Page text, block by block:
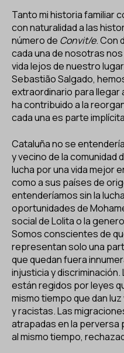
Tanto mi historia familiar
con naturalidad a las
número de Convit/e. Con
cada una de nosotras
vida lejos de nuestro
Sebastião Salgado,
extraordinario para llegar
ha contribuido a la
cada una es parte
Cataluña no se
y vecino de la comunidad
lucha por una vida mejor
como a sus países de
entenderíamos sin la
oportunidades de
social de Lolita o la
Somos conscientes de
representan solo una
que quedan fuera
injusticia y
están regidos por leyes
mismo tiempo que dan
y racistas. Las
atrapadas en la perversa
al mismo tiempo,